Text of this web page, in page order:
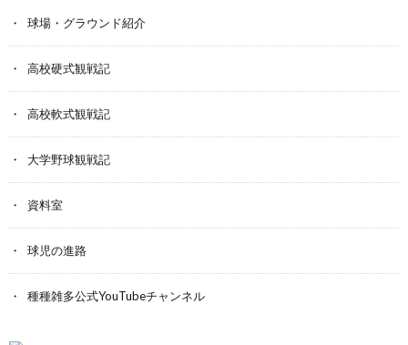
球場・グラウンド紹介
高校硬式観戦記
高校軟式観戦記
大学野球観戦記
資料室
球児の進路
種種雑多公式YouTubeチャンネル